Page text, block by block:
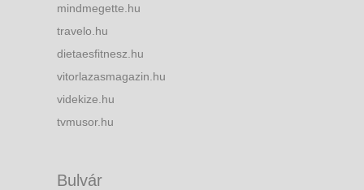
mindmegette.hu
travelo.hu
dietaesfitnesz.hu
vitorlazasmagazin.hu
videkize.hu
tvmusor.hu
Bulvár